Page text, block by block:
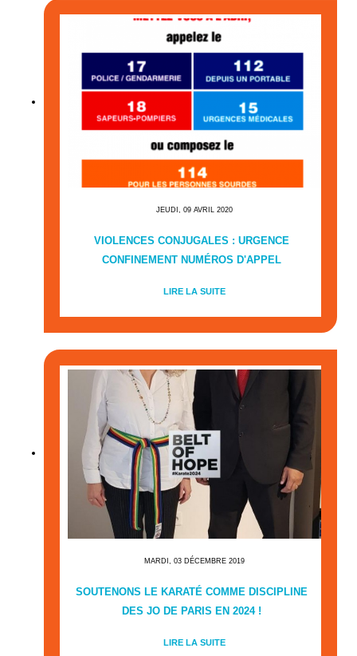
JEUDI, 09 AVRIL 2020
VIOLENCES CONJUGALES : URGENCE
CONFINEMENT NUMÉROS D'APPEL
LIRE LA SUITE
MARDI, 03 DÉCEMBRE 2019
SOUTENONS LE KARATÉ COMME DISCIPLINE
DES JO DE PARIS EN 2024 !
LIRE LA SUITE